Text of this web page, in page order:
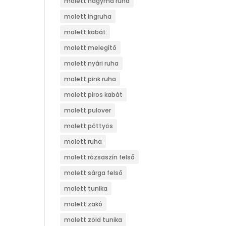
molett ingruha
molett kabát
molett melegítő
molett nyári ruha
molett pink ruha
molett piros kabát
molett pulover
molett pöttyös
molett ruha
molett rózsaszín felső
molett sárga felső
molett tunika
molett zakó
molett zöld tunika